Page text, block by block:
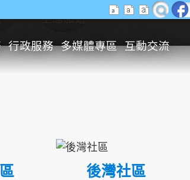
行政服務 多媒體專區 互動交流
生態旅遊
後灣社區